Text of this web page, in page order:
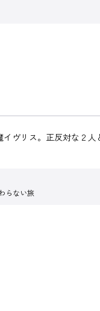
ヴリス。正反対な２
らない旅